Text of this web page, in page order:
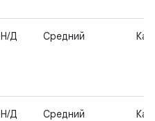
Н/Д Средний
Н/Д Средний